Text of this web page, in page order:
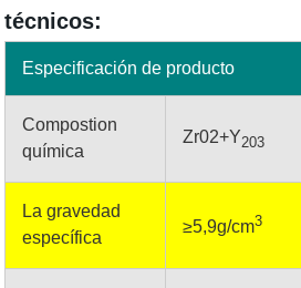
técnicos:
Especificación de producto
Compostion
química
Zr02+Y203
La gravedad
específica
≥5,9g/cm3